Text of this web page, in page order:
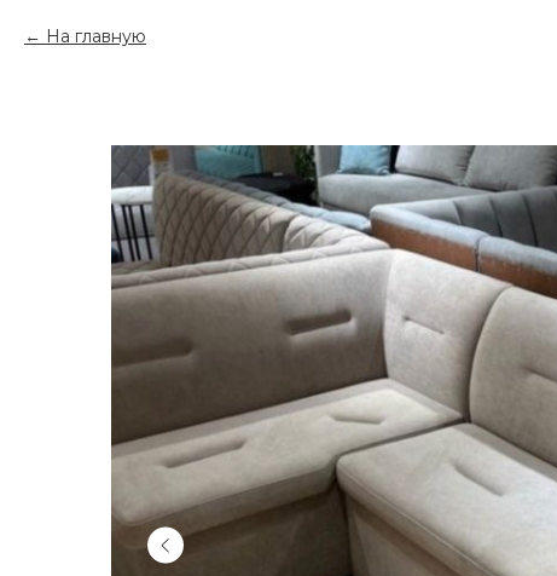
На главную